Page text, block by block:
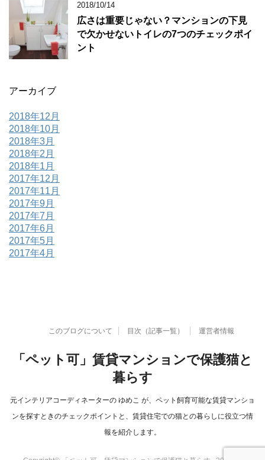
2018/10/14
広さは重要じゃない？マンションの下見
で欠かせないトイレの7つのチェックポイ
ント
アーカイブ
2018年12月
2018年10月
2018年3月
2018年2月
2018年1月
2017年12月
2017年11月
2017年9月
2017年7月
2017年6月
2017年5月
2017年4月
このブログについて 目次（記事一覧） 運営者情報
「ペット可」賃貸マンションで保護猫と
暮らす
元インテリアコーディネーターの ゆめこ が、ペット飼育可能な賃貸マンショ
ンを探すときのチェックポイントと、賃貸住宅での猫との暮らしに役立つ情
報を紹介します。